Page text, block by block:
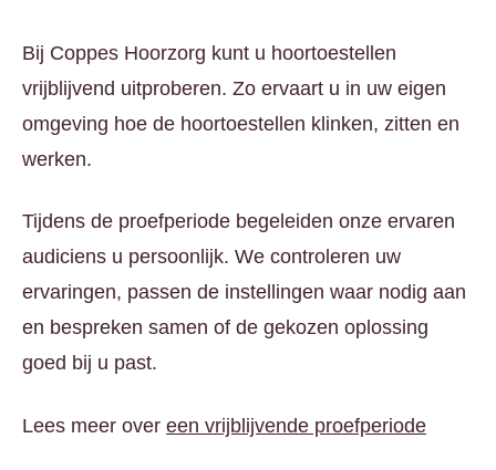
Bij Coppes Hoorzorg kunt u hoortoestellen
vrijblijvend uitproberen. Zo ervaart u in uw eigen
omgeving hoe de hoortoestellen klinken, zitten en
werken.
Tijdens de proefperiode begeleiden onze ervaren
audiciens u persoonlijk. We controleren uw
ervaringen, passen de instellingen waar nodig aan
en bespreken samen of de gekozen oplossing
goed bij u past.
Lees meer over een vrijblijvende proefperiode